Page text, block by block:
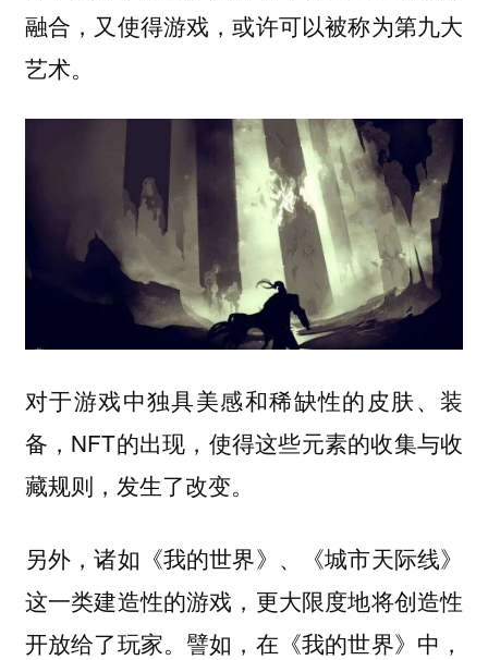
融合，又使得游戏，或许可以被称为第九大
艺术。
对于游戏中独具美感和稀缺性的皮肤、装
备，NFT的出现，使得这些元素的收集与收
藏规则，发生了改变。
另外，诸如《我的世界》、《城市天际线》
这一类建造性的游戏，更大限度地将创造性
开放给了玩家。譬如，在《我的世界》中，